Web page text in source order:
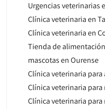
Urgencias veterinarias
Clínica veterinaria en
Clínica veterinaria en
Tienda de
mascotas en Ourense
Clínica veterinaria
Clínica veterinaria para
Clínica veterinaria